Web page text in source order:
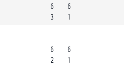
6
3
6
1
6
2
6
1